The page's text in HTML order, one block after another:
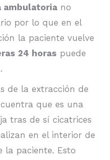
ambulatoria no
por lo que en el
la paciente vuelve
24 horas puede
de la extracción de
que es una
tras de sí cicatrices
en el interior de
la paciente. Esto